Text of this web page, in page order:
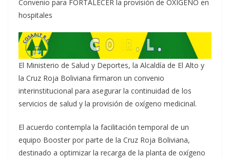
Convenio para FORTALECER la provisión de OXÍGENO en
hospitales
El Ministerio de Salud y Deportes, la Alcaldía de El Alto y
la Cruz Roja Boliviana firmaron un convenio
interinstitucional para asegurar la continuidad de los
servicios de salud y la provisión de oxígeno medicinal.
El acuerdo contempla la facilitación temporal de un
equipo Booster por parte de la Cruz Roja Boliviana,
destinado a optimizar la recarga de la planta de oxígeno